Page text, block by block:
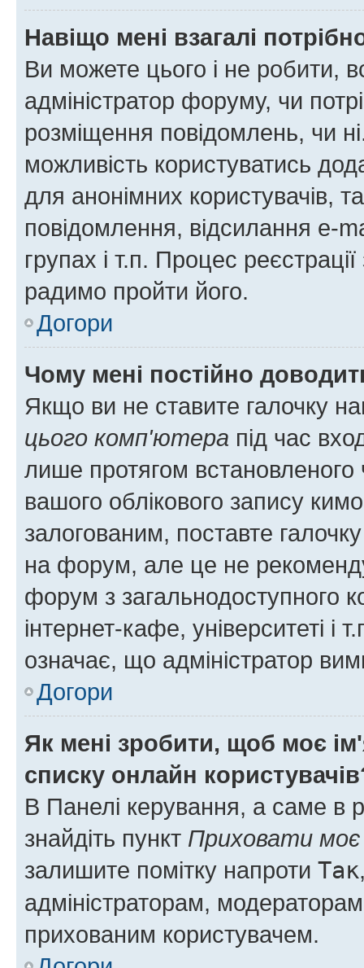
Навіщо мені взагалі
Ви можете цього і не робити,
адміністратор форуму, чи
розміщення повідомлень, чи
можливість користуватись
для анонімних користувачів,
повідомлення, відсилання e-
групах і т.п. Процес
радимо пройти його.
Догори
Чому мені постійно
Якщо ви не ставите галочку
цього комп'ютера під час
лише протягом встановленого
вашого облікового запису
залогованим, поставте
на форум, але це не
форум з загальнодоступного
інтернет-кафе, університеті і
означає, що адміністратор
Догори
Як мені зробити, щоб моє
списку онлайн
В Панелі керування, а саме в
знайдіть пункт Приховати моє
залишите помітку напроти Так
адміністраторам,
прихованим користувачем.